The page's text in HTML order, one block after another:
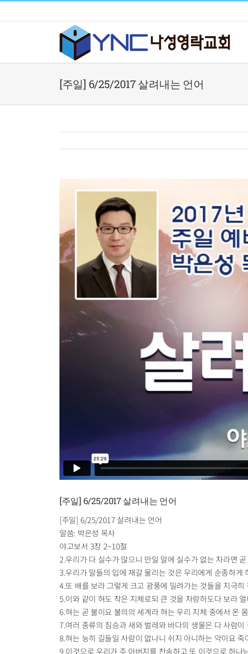
to
[주일] 6/25/2017 살려내는 언어
[주일] 6/25/2017 살려내는 언어
[주일] 6/25/2017 살려내는 언어
말씀: 박은성 목사
야고보서 3장 2~10절
2.우리가 다 실수가 많으니 만일 말에 실수가 없는 자라면
3.우리가 말들의 입에 재갈 물리는 것은 우리에게 순종하게
4.또 배를 보라 그렇게 크고 광풍에 밀려가는 것들을 지극
5.이와 같이 혀도 작은 지체로되 큰 것을 자랑하도다 보라
6.혀는 곧 불이요 불의의 세계라 혀는 우리 지체 중에서 온
7.여러 종류의 짐승과 새와 벌레와 바다의 생물은 다 사람
8.혀는 능히 길들일 사람이 없나니 쉬지 아니하는 악이요
9.이것으로 우리가 주 아버지를 찬송하고 또 이것으로 하